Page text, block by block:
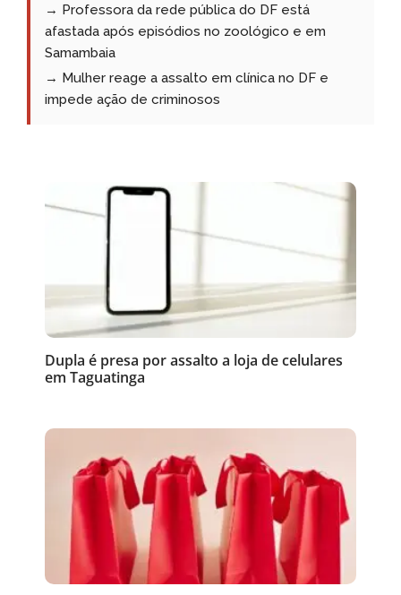
→ Professora da rede pública do DF está
afastada após episódios no zoológico e em
Samambaia
→ Mulher reage a assalto em clínica no DF e
impede ação de criminosos
Dupla é presa por assalto a loja de celulares
em Taguatinga